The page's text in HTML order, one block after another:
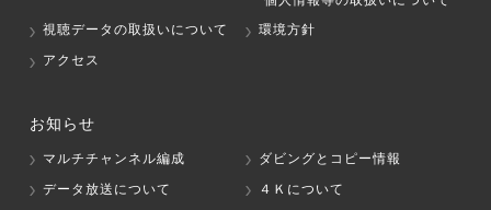
視聴データの取扱いについて
環境方針
アクセス
お知らせ
マルチチャンネル編成
ダビングとコピー情報
データ放送について
４Ｋについて